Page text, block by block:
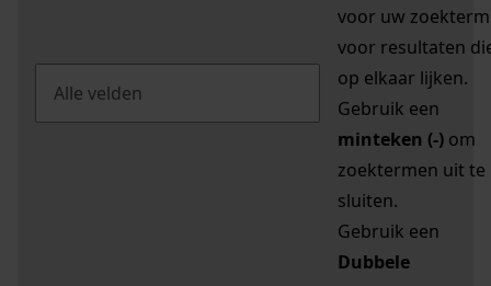
voor uw zoekterm
voor resultaten
op elkaar lijken.
Gebruik een
minteken (-) om
zoektermen uit te
sluiten.
Gebruik een
Dubbele